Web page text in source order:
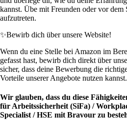
kannst. Übe mit Freunden oder vor dem
aufzutreten.
✨Bewirb dich über unsere Website!
Wenn du eine Stelle bei Amazon im
gefasst hast, bewirb dich direkt über
sicher, dass deine Bewerbung die
Vorteile unserer Angebote nutzen kannst.
Wir glauben, dass du diese
für Arbeitssicherheit (SiFa) /
Specialist / HSE mit Bravour zu